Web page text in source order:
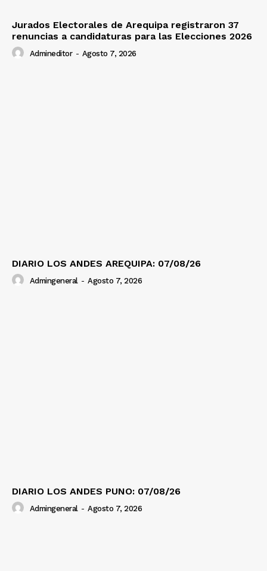
Jurados Electorales de Arequipa registraron 37
renuncias a candidaturas para las Elecciones 2026
Admineditor - Agosto 7, 2026
DIARIO LOS ANDES AREQUIPA: 07/08/26
Admingeneral - Agosto 7, 2026
DIARIO LOS ANDES PUNO: 07/08/26
Admingeneral - Agosto 7, 2026